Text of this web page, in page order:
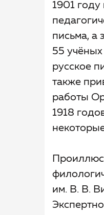
1901
письма, а
55
русское
также
работы
1918
им. В. В.